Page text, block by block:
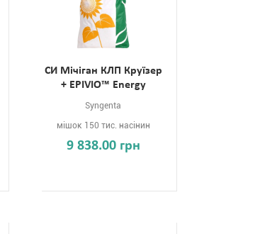
СИ Мічіган КЛП Круїзер
+ EPIVIO™ Energy
Syngenta
мішок 150 тис. насінин
9 838.00 грн